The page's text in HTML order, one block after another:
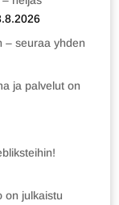
– seuraa yhden
ja palvelut on
on julkaistu